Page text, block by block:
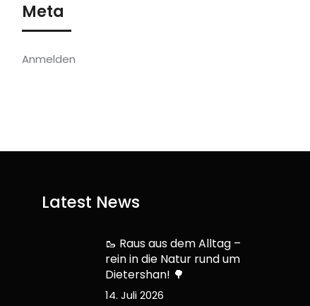
Meta
Anmelden
Latest News
🥾 Raus aus dem Alltag –
rein in die Natur rund um
Dietershan! 🌳
14. Juli 2026